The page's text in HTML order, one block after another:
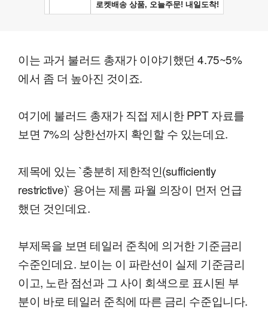
이는 과거 불러드 총재가 이야기했던 4.75~5%
에서 좀 더 높아진 것이죠.
여기에 불러드 총재가 직접 제시한 PPT 자료를
보면 7%의 상한선까지 확인할 수 있는데요.
제목에 있는 `충분히 제한적인(sufficiently
restrictive)` 용어는 제롬 파월 의장이 먼저 언급
했던 것인데요.
부제목을 보면 테일러 준칙에 의거한 기준금리
수준인데요. 보이는 이 파란선이 실제 기준금리
이고, 노란 점선과 그 사이 회색으로 표시된 부
분이 바로 테일러 준칙에 따른 금리 수준입니다.